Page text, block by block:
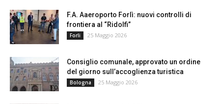
F.A. Aaeroporto Forlì: nuovi controlli di
frontiera al “Ridolfi”
Forli 25 Maggio 2026
Consiglio comunale, approvato un ordine
del giorno sull’accoglienza turistica
Bologna 25 Maggio 2026